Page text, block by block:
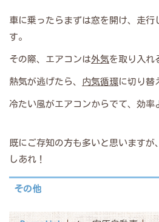
車に乗ったらまずは窓を開け、走行
す。
その際、エアコンは外気を取り入れ
熱気が逃げたら、 内気循環に切り替
冷たい風がエアコンからでて、効率
既にご存知の方も多いと思いますが
しあれ！
その他